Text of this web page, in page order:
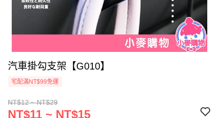
汽車掛勾支架【G010】
宅配滿NT$99免運
NT$12 ~ NT$29
NT$11 ~ NT$15